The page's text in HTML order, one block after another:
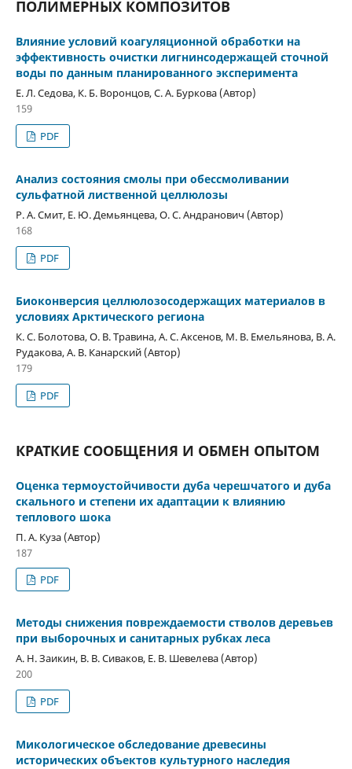
ПОЛИМЕРНЫХ КОМПОЗИТОВ
Влияние условий коагуляционной обработки на
эффективность очистки лигнинсодержащей сточной
воды по данным планированного эксперимента
Е. Л. Седова, К. Б. Воронцов, С. А. Буркова (Автор)
159
PDF
Анализ состояния смолы при обессмоливании
сульфатной лиственной целлюлозы
Р. А. Смит, Е. Ю. Демьянцева, О. С. Андранович (Автор)
168
PDF
Биоконверсия целлюлозосодержащих материалов в
условиях Арктического региона
К. С. Болотова, О. В. Травина, А. С. Аксенов, М. В. Емельянова, В. А.
Рудакова, А. В. Канарский (Автор)
179
PDF
КРАТКИЕ СООБЩЕНИЯ И ОБМЕН ОПЫТОМ
Оценка термоустойчивости дуба черешчатого и дуба
скального и степени их адаптации к влиянию
теплового шока
П. А. Куза (Автор)
187
PDF
Методы снижения повреждаемости стволов деревьев
при выборочных и санитарных рубках леса
А. Н. Заикин, В. В. Сиваков, Е. В. Шевелева (Автор)
200
PDF
Микологическое обследование древесины
исторических объектов культурного наследия